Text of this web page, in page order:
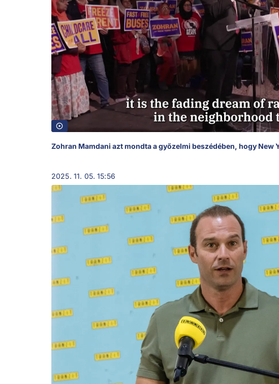
Zohran Mamdani azt mondta a győzelmi beszédében, hogy New
2025. 11. 05. 15:56